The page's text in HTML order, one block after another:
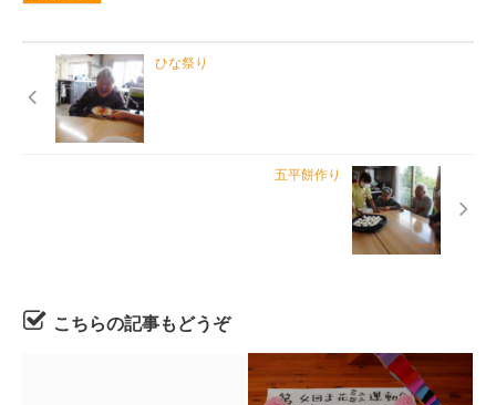
ひな祭り
五平餅作り
こちらの記事もどうぞ